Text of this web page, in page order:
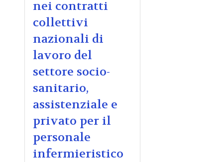
nei contratti
collettivi
nazionali di
lavoro del
settore socio-
sanitario,
assistenziale e
privato per il
personale
infermieristico